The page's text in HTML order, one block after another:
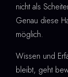
nicht als
Genau diese
möglich.
Wissen und
bleibt, geht